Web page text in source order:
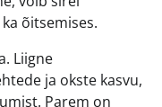
õitsemises.
Liigne
ja okste kasvu,
Parem on